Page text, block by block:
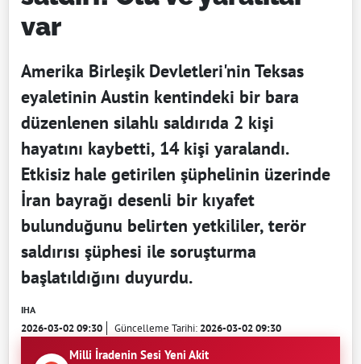
var
Amerika Birleşik Devletleri'nin Teksas
eyaletinin Austin kentindeki bir bara
düzenlenen silahlı saldırıda 2 kişi
hayatını kaybetti, 14 kişi yaralandı.
Etkisiz hale getirilen şüphelinin üzerinde
İran bayrağı desenli bir kıyafet
bulunduğunu belirten yetkililer, terör
saldırısı şüphesi ile soruşturma
başlatıldığını duyurdu.
IHA
2026-03-02 09:30 Güncelleme Tarihi:2026-03-02 09:30
Milli İradenin Sesi Yeni Akit